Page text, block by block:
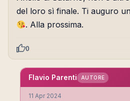
del loro sì finale. Ti auguro
. Alla prossima.
0
Flavio Parenti AUTORE
11 Apr 2024